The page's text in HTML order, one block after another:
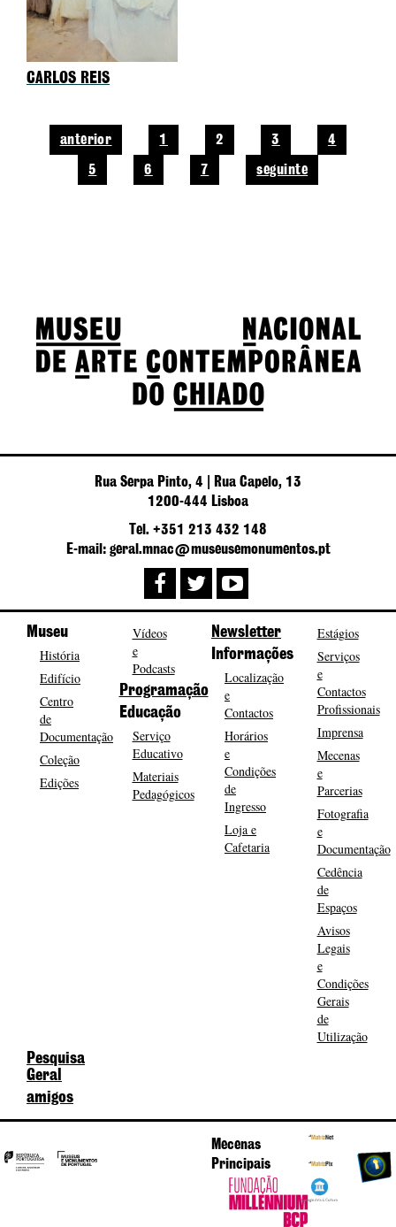
CARLOS REIS
anterior 1 2 3 4
5 6 7 seguinte
Rua Serpa Pinto, 4 | Rua Capelo, 13
1200-444 Lisboa
Tel. +351 213 432 148
E-mail: geral.mnac@museusemonumentos.pt
Museu
História
Edifício
Centro
de
Documentação
Coleção
Edições
Vídeos
e
Podcasts
Programação
Educação
Serviço
Educativo
Materiais
Pedagógicos
Newsletter
Informações
Localização
e
Contactos
Horários
e
Condições
de
Ingresso
Loja e
Cafetaria
Estágios
Serviços
e
Contactos
Profissionais
Imprensa
Mecenas
e
Parcerias
Fotografia
e
Documentação
Cedência
de
Espaços
Avisos
Legais
e
Condições
Gerais
de
Utilização
Pesquisa
Geral
amigos
Mecenas
Principais